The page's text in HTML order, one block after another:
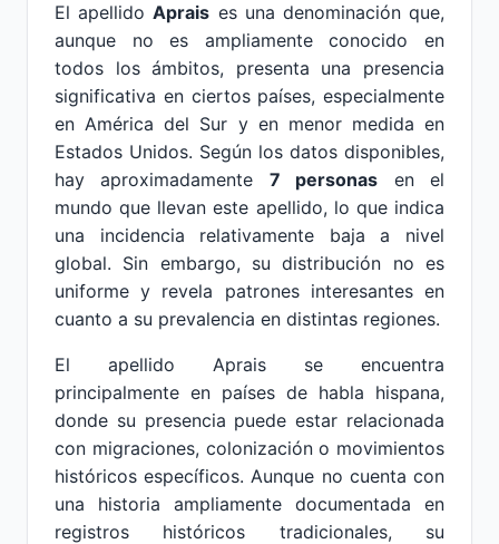
El apellidoAprais es una denominación que,
aunque no es ampliamente conocido en
todos los ámbitos, presenta una presencia
significativa en ciertos países, especialmente
en América del Sur y en menor medida en
Estados Unidos. Según los datos disponibles,
hay aproximadamente 7 personas en el
mundo que llevan este apellido, lo que indica
una incidencia relativamente baja a nivel
global. Sin embargo, su distribución no es
uniforme y revela patrones interesantes en
cuanto a su prevalencia en distintas regiones.
El apellido Aprais se encuentra
principalmente en países de habla hispana,
donde su presencia puede estar relacionada
con migraciones, colonización o movimientos
históricos específicos. Aunque no cuenta con
una historia ampliamente documentada en
registros históricos tradicionales, su